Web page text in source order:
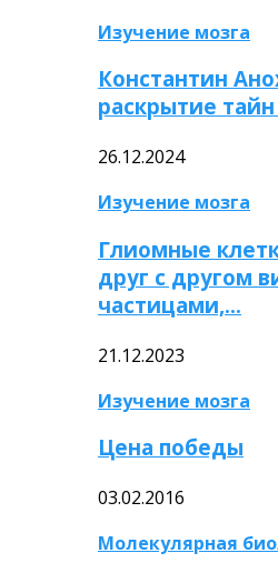
Изучение мозга
Константин
раскрытие
26.12.2024
Изучение мозга
Глиомные
друг с другом
частицами,…
21.12.2023
Изучение мозга
Цена победы
03.02.2016
Молекулярная